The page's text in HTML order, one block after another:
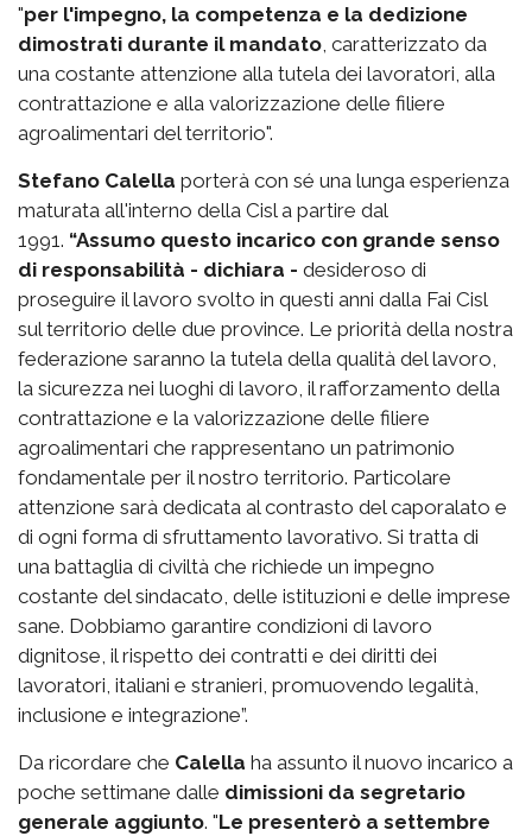
"per l'impegno, la competenza e la dedizione
dimostrati durante il mandato, caratterizzato da
una costante attenzione alla tutela dei lavoratori, alla
contrattazione e alla valorizzazione delle filiere
agroalimentari del territorio".
Stefano Calella porterà con sé una lunga esperienza
maturata all'interno della Cisl a partire dal
1991. “Assumo questo incarico con grande senso
di responsabilità - dichiara - desideroso di
proseguire il lavoro svolto in questi anni dalla Fai Cisl
sul territorio delle due province. Le priorità della nostra
federazione saranno la tutela della qualità del lavoro,
la sicurezza nei luoghi di lavoro, il rafforzamento della
contrattazione e la valorizzazione delle filiere
agroalimentari che rappresentano un patrimonio
fondamentale per il nostro territorio. Particolare
attenzione sarà dedicata al contrasto del caporalato e
di ogni forma di sfruttamento lavorativo. Si tratta di
una battaglia di civiltà che richiede un impegno
costante del sindacato, delle istituzioni e delle imprese
sane. Dobbiamo garantire condizioni di lavoro
dignitose, il rispetto dei contratti e dei diritti dei
lavoratori, italiani e stranieri, promuovendo legalità,
inclusione e integrazione”.
Da ricordare che Calella ha assunto il nuovo incarico a
poche settimane dalle dimissioni da segretario
generale aggiunto. "Le presenterò a settembre